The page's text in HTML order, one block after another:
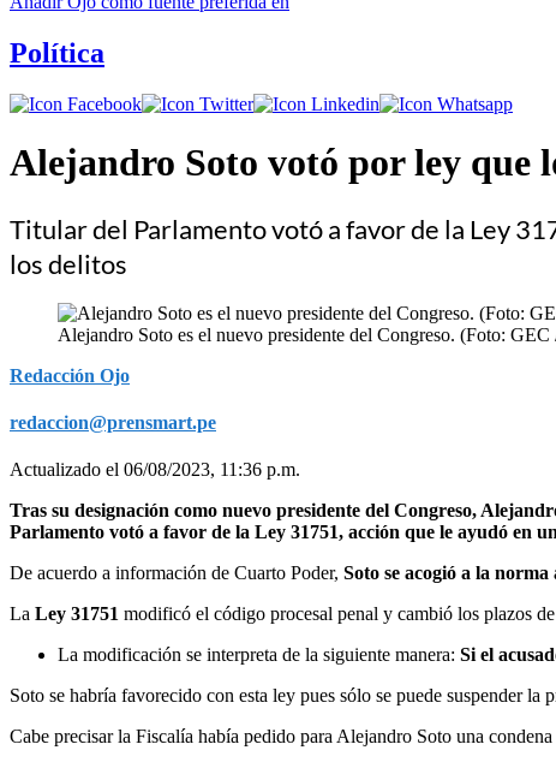
Política
Alejandro Soto votó por ley que
Titular del Parlamento votó a favor de la Ley
los delitos
Alejandro Soto es el nuevo presidente del Congreso. (Foto: GEC
Redacción Ojo
redaccion@prensmart.pe
Actualizado el 06/08/2023, 11:36 p.m.
Tras su designación como nuevo presidente del Congreso,
Parlamento votó a favor de la Ley 31751, acción que le ayudó en
De acuerdo a información de Cuarto Poder, Soto se acogió a la
La Ley 31751 modificó el código procesal penal y cambió los plazos
La modificación se interpreta de la siguiente manera: Si el
Soto se habría favorecido con esta ley pues sólo se puede suspender
Cabe precisar la Fiscalía había pedido para Alejandro Soto una